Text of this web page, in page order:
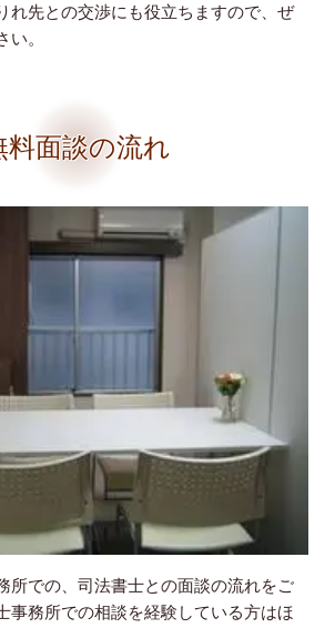
れ先との交渉にも役立ちますので、ぜ
。
料面談の流れ
所での、司法書士との面談の流れをご
事務所での相談を経験している方はほ